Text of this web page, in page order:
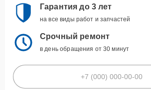
Гарантия до 3 лет
на все виды работ и запчастей
Срочный ремонт
в день обращения от 30 минут